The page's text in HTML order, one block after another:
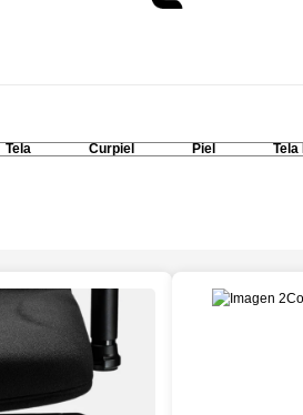
Tela Curpiel Piel Tela